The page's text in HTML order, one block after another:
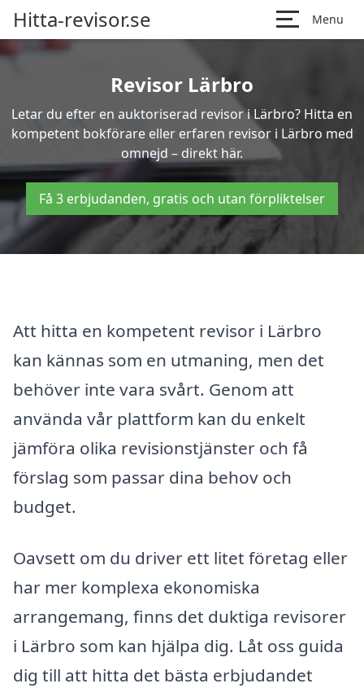
Hitta-revisor.se Menu
Revisor Lärbro
Letar du efter en auktoriserad revisor i Lärbro? Hitta en
kompetent bokförare eller erfaren revisor i Lärbro med
omnejd – direkt här.
Få 3 erbjudanden, gratis och utan förpliktelser
Att hitta en kompetent revisor i Lärbro
kan kännas som en utmaning, men det
behöver inte vara svårt. Genom att
använda vår plattform kan du enkelt
jämföra olika revisionstjänster och få
förslag som passar dina behov och
budget.
Oavsett om du driver ett litet företag eller
har mer komplexa ekonomiska
arrangemang, finns det duktiga revisorer
i Lärbro som kan hjälpa dig. Låt oss guida
dig till att hitta det bästa erbjudandet